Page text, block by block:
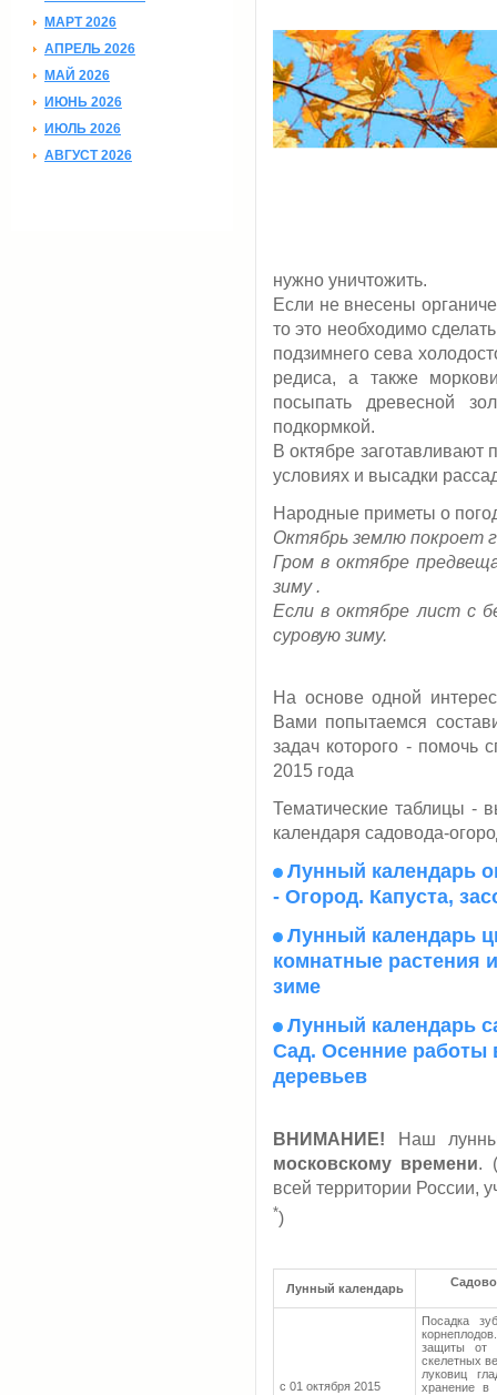
МАРТ 2026
АПРЕЛЬ 2026
МАЙ 2026
ИЮНЬ 2026
ИЮЛЬ 2026
АВГУСТ 2026
нужно уничтожить.
Если не внесены
то это необходимо
подзимнего сева
редиса, а также
посыпать древесной
подкормкой.
В октябре заготавливают
условиях и высадки
Народные приметы о
Октябрь землю покроет
Гром в октябре
зиму .
Если в октябре лист с
суровую зиму.
На основе одной
Вами попытаемся
задач которого - помочь
2015 года
Тематические таблицы -
календаря садовода-
Лунный календарь
- Огород. Капуста,
Лунный календарь
комнатные растения
зиме
Лунный календарь
Сад. Осенние работы
деревьев
ВНИМАНИЕ! Наш
московскому времени.
всей территории России,
*)
Лунный календарь
с 01 октября 2015
Посадка
защиты от
скелетных
луковиц
хранение